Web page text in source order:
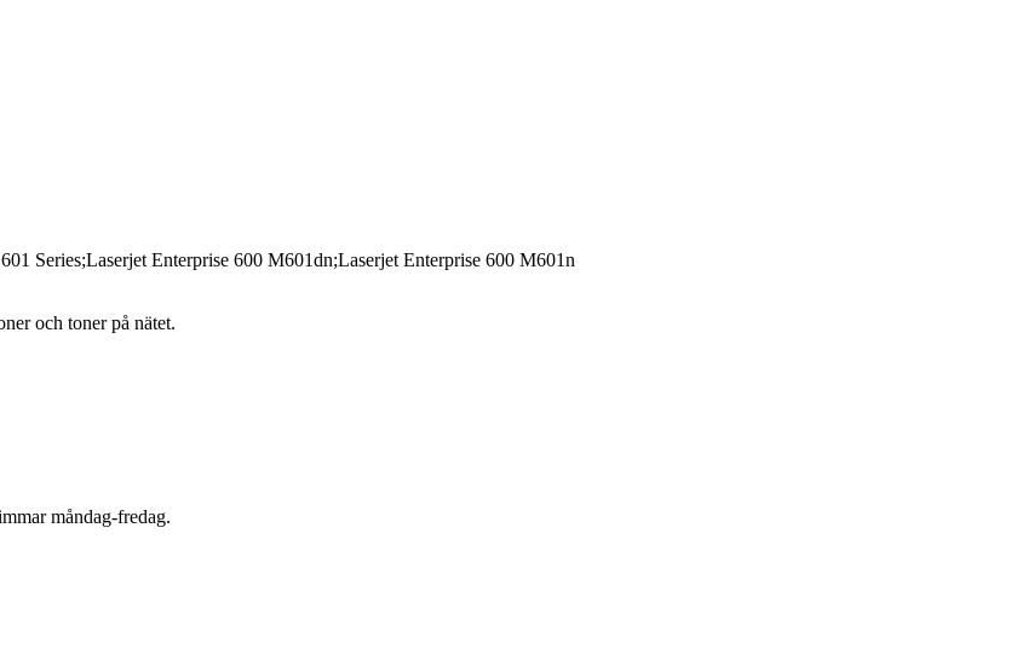
Series;Laserjet Enterprise 600 M601dn;Laserjet Enterprise 600 M601n
och toner på nätet.
måndag-fredag.